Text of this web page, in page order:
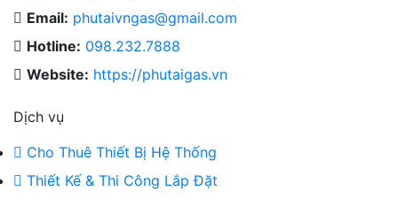
Email: phutaivngas@gmail.com
Hotline: 098.232.7888
Website: https://phutaigas.vn
Dịch vụ
Cho Thuê Thiết Bị Hệ Thống
Thiết Kế & Thi Công Lắp Đặt